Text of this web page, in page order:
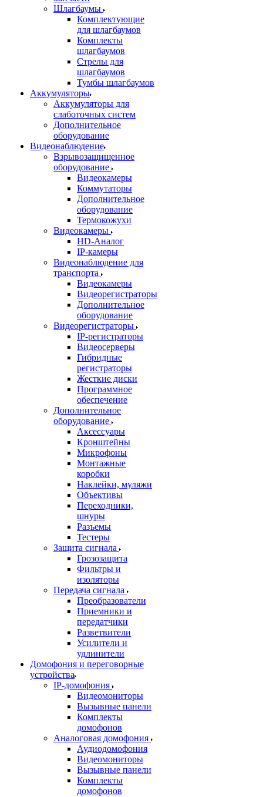
Шлагбаумы
Комплектующие
для шлагбаумов
Комплекты
шлагбаумов
Стрелы для
шлагбаумов
Тумбы шлагбаумов
Аккумуляторы
Аккумуляторы для
слаботочных систем
Дополнительное
оборудование
Видеонаблюдение
Взрывозащищенное
оборудование
Видеокамеры
Коммутаторы
Дополнительное
оборудование
Термокожухи
Видеокамеры
HD-Аналог
IP-камеры
Видеонаблюдение для
транспорта
Видеокамеры
Видеорегистраторы
Дополнительное
оборудование
Видеорегистраторы
IP-регистраторы
Видеосерверы
Гибридные
регистраторы
Жесткие диски
Программное
обеспечение
Дополнительное
оборудование
Аксессуары
Кронштейны
Микрофоны
Монтажные
коробки
Наклейки, муляжи
Объективы
Переходники,
шнуры
Разъемы
Тестеры
Защита сигнала
Грозозащита
Фильтры и
изоляторы
Передача сигнала
Преобразователи
Приемники и
передатчики
Разветвители
Усилители и
удлинители
Домофония и переговорные
устройства
IP-домофония
Видеомониторы
Вызывные панели
Комплекты
домофонов
Аналоговая домофония
Аудиодомофония
Видеомониторы
Вызывные панели
Комплекты
домофонов